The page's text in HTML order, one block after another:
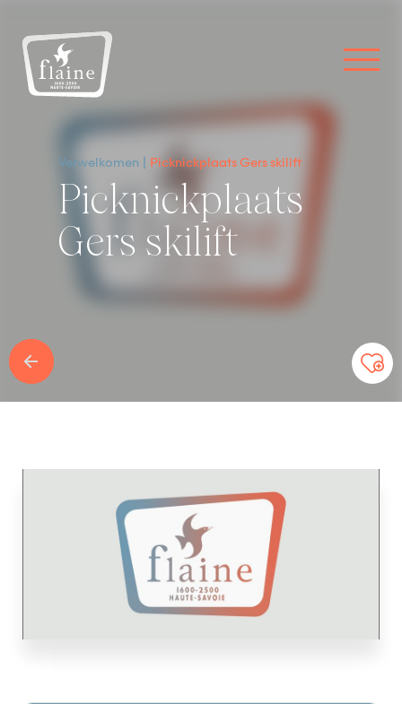
Verwelkomen Picknickplaats Gers skilift
Picknickplaats
Gers skilift